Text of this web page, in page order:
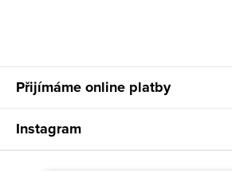
Přijímáme online platby
Instagram